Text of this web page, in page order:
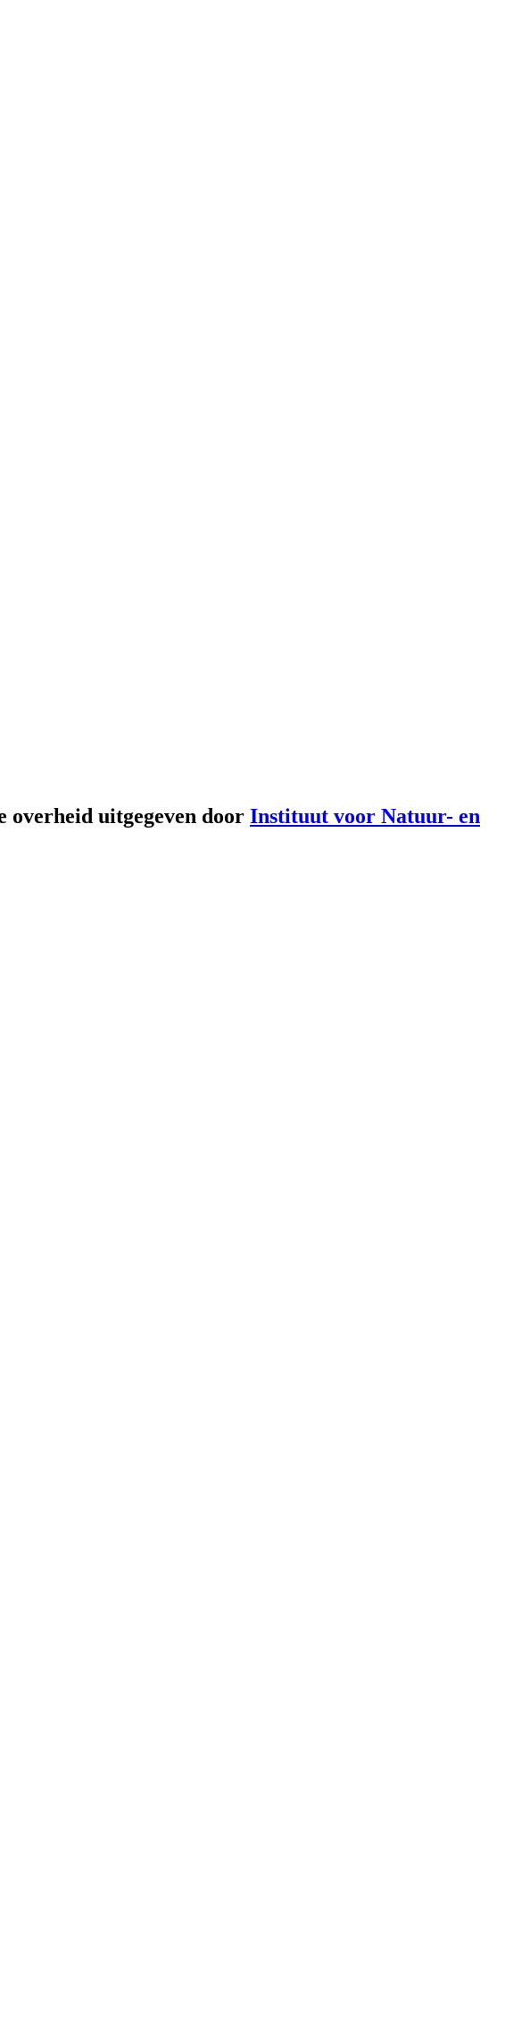
overheid uitgegeven door Instituut voor Natuur- en